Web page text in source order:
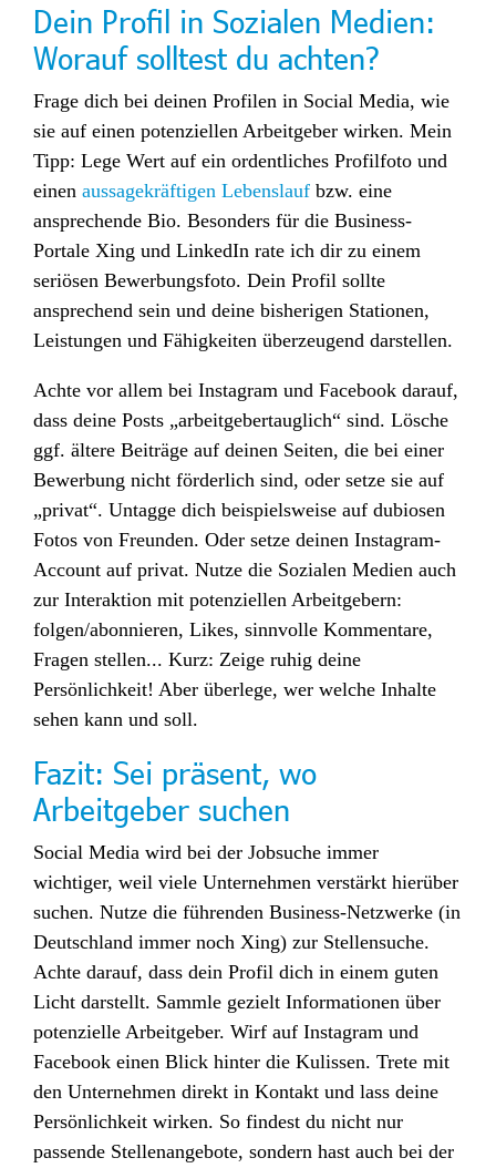
Dein Profil in Sozialen Medien:
Worauf solltest du achten?
Frage dich bei deinen Profilen in Social Media, wie
sie auf einen potenziellen Arbeitgeber wirken. Mein
Tipp: Lege Wert auf ein ordentliches Profilfoto und
einen aussagekräftigen Lebenslauf bzw. eine
ansprechende Bio. Besonders für die Business-
Portale Xing und LinkedIn rate ich dir zu einem
seriösen Bewerbungsfoto. Dein Profil sollte
ansprechend sein und deine bisherigen Stationen,
Leistungen und Fähigkeiten überzeugend darstellen.
Achte vor allem bei Instagram und Facebook darauf,
dass deine Posts „arbeitgebertauglich“ sind. Lösche
ggf. ältere Beiträge auf deinen Seiten, die bei einer
Bewerbung nicht förderlich sind, oder setze sie auf
„privat“. Untagge dich beispielsweise auf dubiosen
Fotos von Freunden. Oder setze deinen Instagram-
Account auf privat. Nutze die Sozialen Medien auch
zur Interaktion mit potenziellen Arbeitgebern:
folgen/abonnieren, Likes, sinnvolle Kommentare,
Fragen stellen... Kurz: Zeige ruhig deine
Persönlichkeit! Aber überlege, wer welche Inhalte
sehen kann und soll.
Fazit: Sei präsent, wo
Arbeitgeber suchen
Social Media wird bei der Jobsuche immer
wichtiger, weil viele Unternehmen verstärkt hierüber
suchen. Nutze die führenden Business-Netzwerke (in
Deutschland immer noch Xing) zur Stellensuche.
Achte darauf, dass dein Profil dich in einem guten
Licht darstellt. Sammle gezielt Informationen über
potenzielle Arbeitgeber. Wirf auf Instagram und
Facebook einen Blick hinter die Kulissen. Trete mit
den Unternehmen direkt in Kontakt und lass deine
Persönlichkeit wirken. So findest du nicht nur
passende Stellenangebote, sondern hast auch bei der